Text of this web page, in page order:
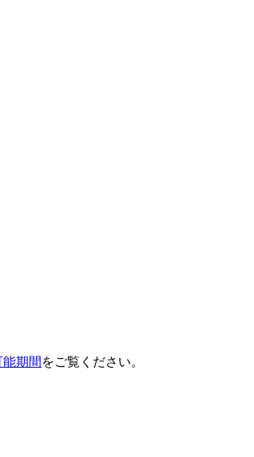
期間 をご覧ください。